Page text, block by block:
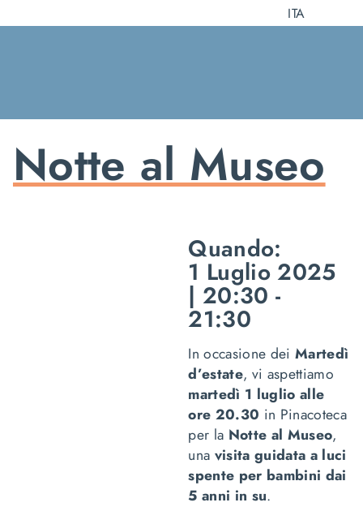
al
ITA
Notte al Museo
Quando:
1 Luglio 2025
| 20:30 -
21:30
In occasione dei Martedì
d’estate, vi aspettiamo
martedì 1 luglio alle
ore 20.30 in Pinacoteca
per la Notte al Museo,
una visita guidata a luci
spente per bambini dai
5 anni in su.